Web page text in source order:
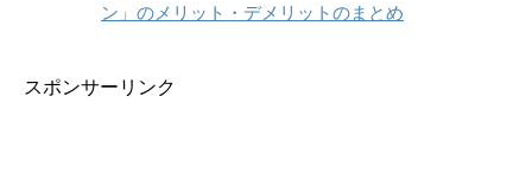
ン」のメリット・デメリットのまとめ
スポンサーリンク